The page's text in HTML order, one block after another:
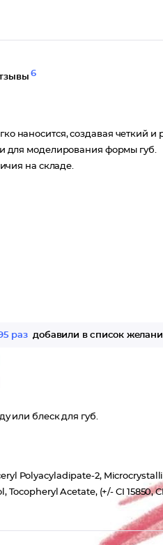
6
наносится, создавая четкий и
для моделирования формы губ.
на складе.
раз добавили в список
или блеск для губ.
Polyacyladipate-2,
Acetate, (+/- CI 15850, CI